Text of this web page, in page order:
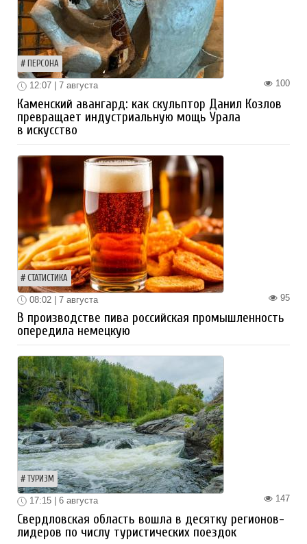
ПЕРСОНА
100
12:07 | 7 августа
Каменский авангард: как скульптор Данил Козлов
превращает индустриальную мощь Урала
в искусство
СТАТИСТИКА
95
08:02 | 7 августа
В производстве пива российская промышленность
опередила немецкую
ТУРИЗМ
147
17:15 | 6 августа
Свердловская область вошла в десятку регионов-
лидеров по числу туристических поездок